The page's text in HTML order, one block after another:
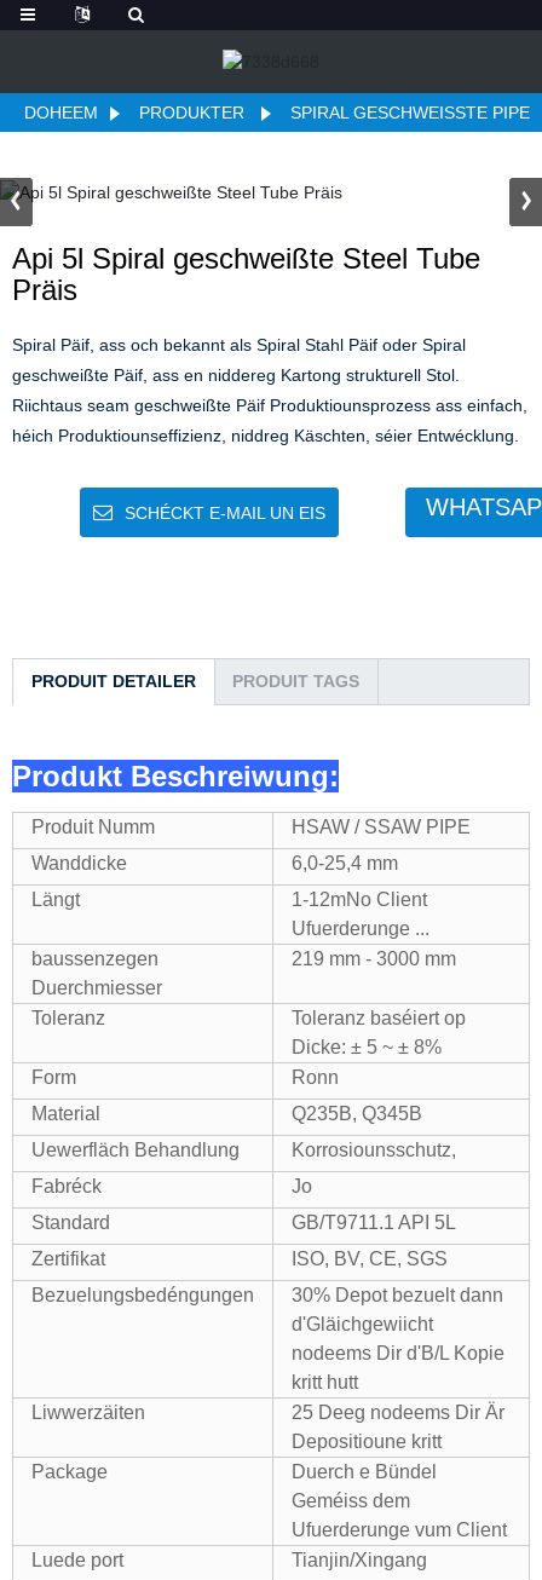
DOHEEM PRODUKTER SPIRAL GESCHWEISSTE PIPE
Api 5l Spiral geschweißte Steel Tube
Präis
Spiral Päif, ass och bekannt als Spiral Stahl Päif oder Spiral
geschweißte Päif, ass en niddereg Kartong strukturell Stol.
Riichtaus seam geschweißte Päif Produktiounsprozess ass einfach,
héich Produktiounseffizienz, niddreg Käschten, séier Entwécklung.
SCHÉCKT E-MAIL UN EIS
PRODUIT DETAILER PRODUIT TAGS
Produkt Beschreiwung:
Produit Numm
HSAW / SSAW PIPE
Wanddicke
6,0-25,4 mm
Längt
1-12mNo Client
Ufuerderunge ...
baussenzegen
Duerchmiesser
219 mm - 3000 mm
Toleranz
Toleranz baséiert op
Dicke: ± 5 ~ ± 8%
Form
Ronn
Material
Q235B, Q345B
Uewerfläch Behandlung
Korrosiounsschutz,
Fabréck
Jo
Standard
GB/T9711.1 API 5L
Zertifikat
ISO, BV, CE, SGS
Bezuelungsbedéngungen
30% Depot bezuelt dann
d'Gläichgewiicht
nodeems Dir d'B/L Kopie
kritt hutt
Liwwerzäiten
25 Deeg nodeems Dir Är
Depositioune kritt
Package
Duerch e Bündel
Geméiss dem
Ufuerderunge vum Client
Luede port
Tianjin/Xingang